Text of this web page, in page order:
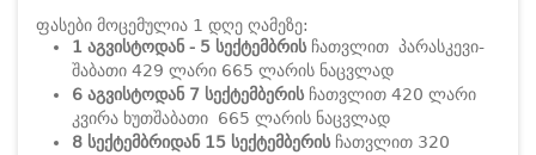
ფასები მოცემულია 1 დღე ღამეზე:
1 აგვისტოდან - 5 სექტემბრის ჩათვლით პარასკევი-
შაბათი 429 ლარი 665 ლარის ნაცვლად
6 აგვისტოდან 7 სექტემბერის ჩათვლით 420 ლარი
კვირა ხუთშაბათი 665 ლარის ნაცვლად
8 სექტემბრიდან 15 სექტემბერის ჩათვლით 320